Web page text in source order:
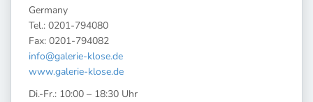
Germany
Tel.: 0201-794080
Fax: 0201-794082
info@galerie-klose.de
www.galerie-klose.de
Di.-Fr.: 10:00 – 18:30 Uhr